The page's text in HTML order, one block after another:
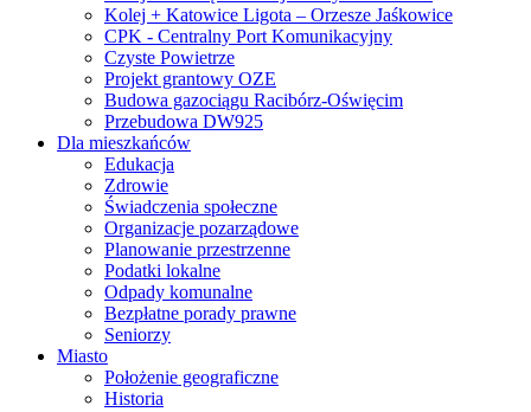
Kolej + Katowice Ligota – Orzesze Jaśkowice
CPK - Centralny Port Komunikacyjny
Czyste Powietrze
Projekt grantowy OZE
Budowa gazociągu Racibórz-Oświęcim
Przebudowa DW925
Dla mieszkańców
Edukacja
Zdrowie
Świadczenia społeczne
Organizacje pozarządowe
Planowanie przestrzenne
Podatki lokalne
Odpady komunalne
Bezpłatne porady prawne
Seniorzy
Miasto
Położenie geograficzne
Historia